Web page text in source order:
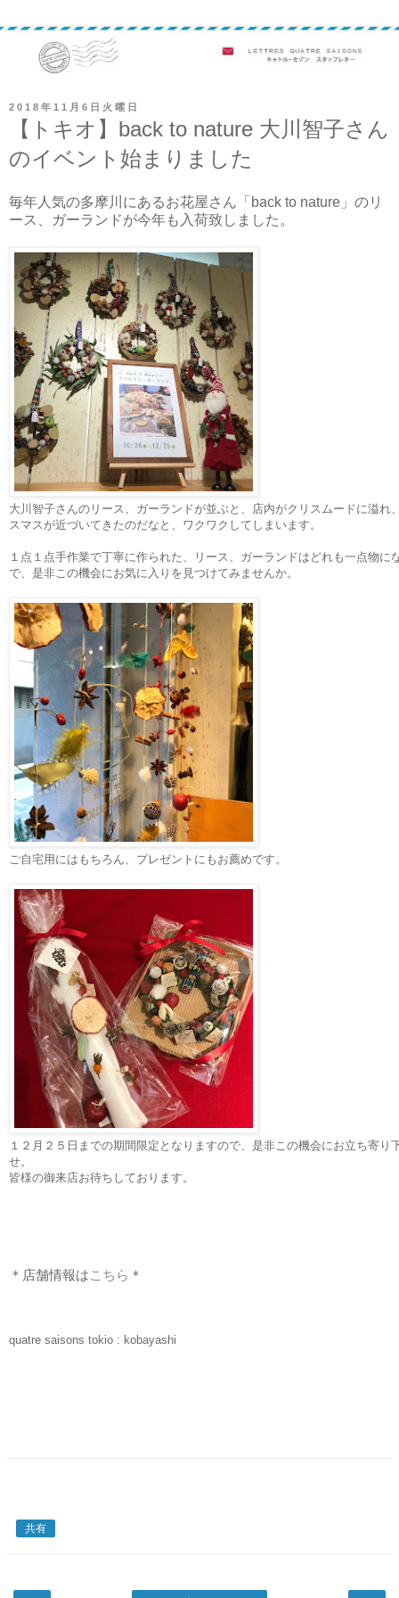
2018年11月6日火曜日
【トキオ】back to nature 大川智子さん
のイベント始まりました
毎年人気の多摩川にあるお花屋さん「back to nature」のリ
ース、ガーランドが今年も入荷致しました。
大川智子さんのリース、ガーランドが並ぶと、 店内がクリスムードに溢れ
スマスが近づいてきたのだなと、 ワクワクしてしまいます。
１点１点手作業で丁寧に作られた、リース、 ガーランドはどれも一点物に
で、 是非この機会にお気に入りを見つけてみませんか。
ご自宅用にはもちろん、プレゼントにもお薦めです。
１２月２５日までの期間限定となりますので、 是非この機会にお立ち寄り
せ。
皆様の御来店お待ちしております。
＊店舗情報はこちら ＊
quatre saisons tokio : kobayashi
共有